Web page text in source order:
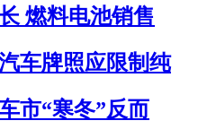
燃料电池销售
车牌照应限制纯
市“寒冬”反而